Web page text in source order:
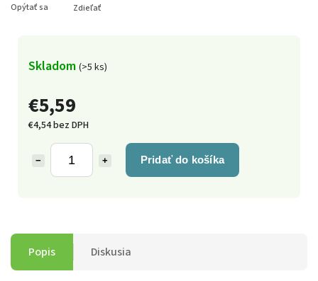
€5,59
€4,54 bez DPH
+
− Pridať do košíka
Skladom (>5 ks)
Opýtať sa Zdieľať
Popis Diskusia